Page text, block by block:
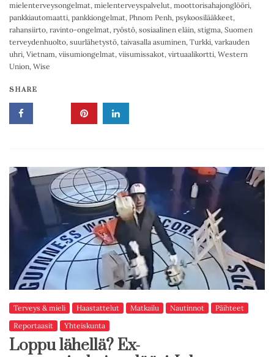
mielenterveysongelmat, mielenterveyspalvelut, moottorisahajonglööri,
pankkiautomaatti, pankkiongelmat, Phnom Penh, psykoosilääkkeet,
rahansiirto, ravinto-ongelmat, ryöstö, sosiaalinen eläin, stigma, Suomen
terveydenhuolto, suurlähetystö, taivasalla asuminen, Turkki, varkauden
uhri, Vietnam, viisumiongelmat, viisumissakot, virtuaalikortti, Western
Union, Wise
SHARE
Terveys & mieli Haastattelut Matkailu Nautinnot
Päihteet
Reportaasit
Yhteiskunta
Loppu lähellä? Ex-